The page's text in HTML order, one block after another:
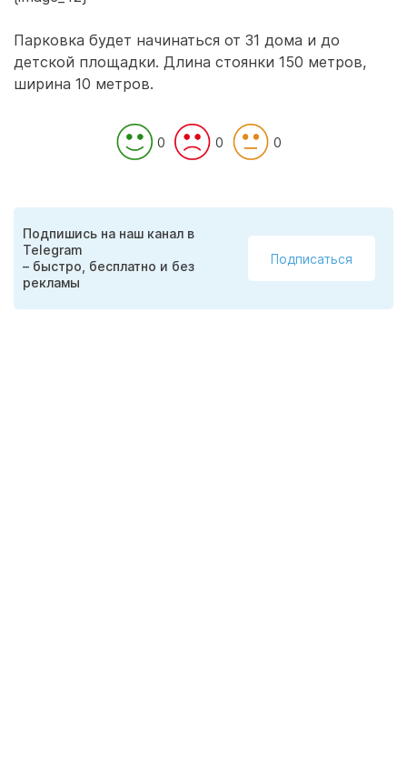
Парковка будет начинаться от 31 дома и до
детской площадки. Длина стоянки 150 метров,
ширина 10 метров.
0 0 0
Подпишись на наш канал в
Telegram
– быстро, бесплатно и без
рекламы
Подписаться